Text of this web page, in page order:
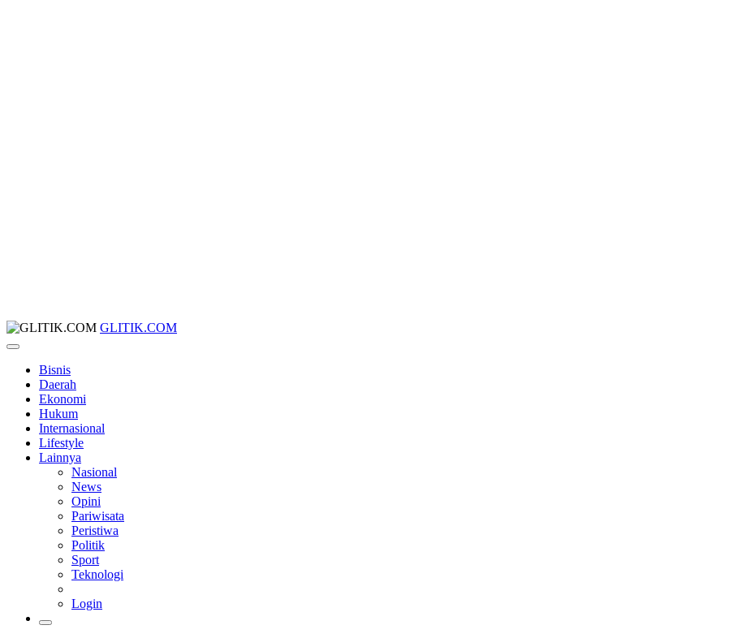
GLITIK.COM
Bisnis
Daerah
Ekonomi
Hukum
Internasional
Lifestyle
Lainnya
Nasional
News
Opini
Pariwisata
Peristiwa
Politik
Sport
Teknologi
Login